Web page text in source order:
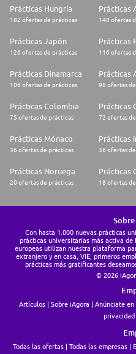
Prácticas Hungría
182 ofertas de prácticas
Prácticas
148 ofertas
Prácticas Japón
126 ofertas de prácticas
Prácticas
116 ofertas
Prácticas Dinamarca
106 ofertas de prácticas
Prácticas
98 ofertas
Prácticas Colombia
75 ofertas de prácticas
Prácticas
72 ofertas
Prácticas Mónaco
36 ofertas de prácticas
Prácticas
36 ofertas
Prácticas Noruega
20 ofertas de prácticas
Prácticas
18 ofertas
Con hasta 1.000 nuevas prácticas
prácticas universitarias más activa de
europeas utilizan nuestra plataforma
extranjero y en casa, VIE, primeros
prácticas más gratificantes
© 2026
Artículos Sobre iAgora Anúnciate en
privacidad
Todas las ofertas Todas las empresas